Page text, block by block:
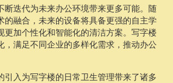
断迭代为未来办公环境带来更多可能。随
的融合，未来的设备将具备更强的自主学
更加个性化和智能化的清洁方案。写字楼
，满足不同企业的多样化需求，推动办公
引入为写字楼的日常卫生管理带来了诸多